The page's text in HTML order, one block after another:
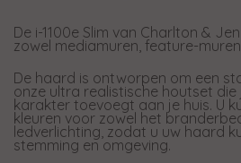
De i-1100e Slim van Charlton &
zowel mediamuren, feature-
De haard is ontworpen om een
onze ultra realistische houtset
karakter toevoegt aan je huis. U
kleuren voor zowel het
ledverlichting, zodat u uw haard
stemming en omgeving.